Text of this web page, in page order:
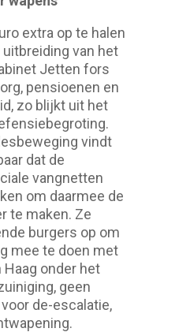
extra op te halen
van het
Jetten fors
pensioenen en
zo blijkt uit het
vindt
dat de
vangnetten
om daarmee de
te maken. Ze
burgers op om
mee te doen met
Haag onder het
geen
de-escalatie,